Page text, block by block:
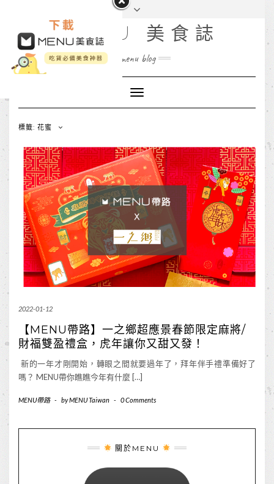
MENU 美食誌
menu blog
Toggle
Navigation
標籤: 花蜜
2022-01-12
【MENU帶路】一之鄉超應景春節限定麻將/
財福雙盈禮盒，虎年讓你又甜又發！
新的一年才剛開始，轉眼之間就要過年了，拜年伴手禮準備好了
嗎？ MENU帶你瞧瞧今年有什麼 […]
MENU帶路 - byMENU Taiwan - 0 Comments
關於MENU